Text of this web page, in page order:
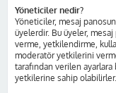
Yöneticiler nedir?
Yöneticiler, mesaj
üyelerdir. Bu üyeler,
verme, yetkilendirme,
moderatör yetkilerini
tarafından verilen
yetkilerine sahip olabilirler.